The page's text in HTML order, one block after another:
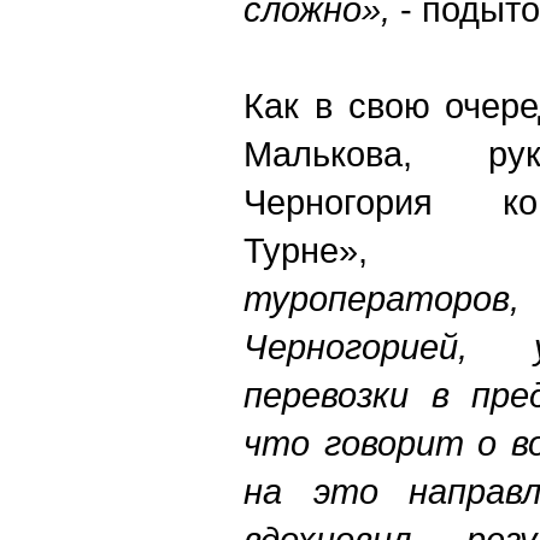
сложно», -
Как в свою
Малькова,
Черногория
Черногорией,
перевозки в
что говорит о
на это